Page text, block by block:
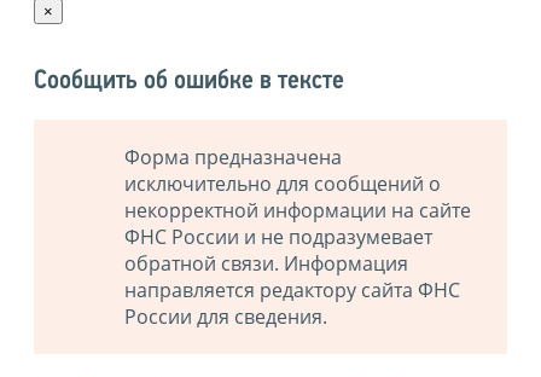
×
Сообщить об ошибке в тексте
Форма предназначена
исключительно для сообщений о
некорректной информации на сайте
ФНС России и не подразумевает
обратной связи. Информация
направляется редактору сайта ФНС
России для сведения.